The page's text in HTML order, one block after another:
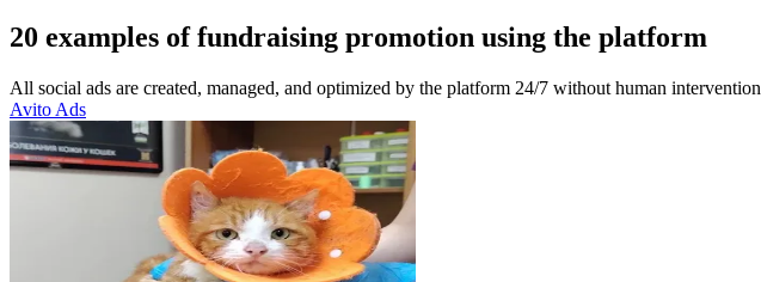
20 examples of fundraising promotion using the platform
All social ads are created, managed, and optimized by the platform 24/7 without human intervention
Avito Ads